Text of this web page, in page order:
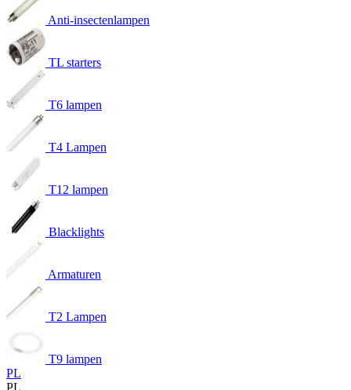
Anti-insectenlampen
TL starters
T6 lampen
T4 Lampen
T12 lampen
Blacklights
Armaturen
T2 Lampen
T9 lampen
PL
PL